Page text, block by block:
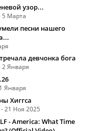
узор...
5 Марта
песни нашего
девчонка бога
2 Января
Января
Хиггса
- 21 Ноя 2025
- America: What Time